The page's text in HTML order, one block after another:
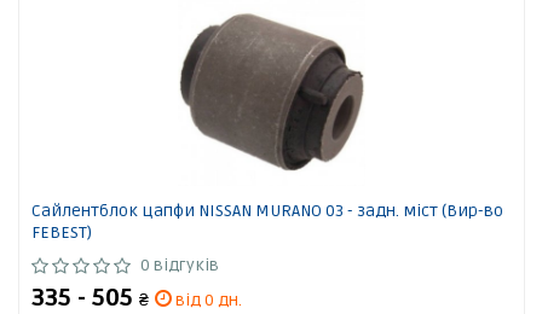
Сайлентблок цапфи NISSAN MURANO 03 - задн. міст (Вир-во
FEBEST)
0 відгуків
335 - 505 ₴ від 0 дн.